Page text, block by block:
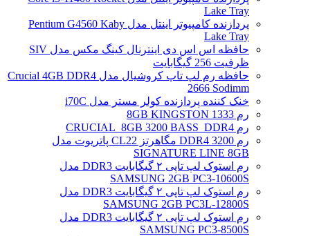
Lake Tray
پردازنده کامپیوتر اینتل مدل Pentium G4560 Kaby
Lake Tray
حافظه اس اس دی اینترنال کینگ مکس مدل SIV
ظرفیت 256 گیگابایت
حافظه رم لپ تاپ کروشیال مدل Crucial 4GB DDR4
2666 Sodimm
خنک کننده پردازنده کولر مستر مدل i70C
رم 1333 8GB KINGSTON
رم CRUCIAL_8GB 3200 BASS_DDR4
رم DDR4 3200 مگاهرتز CL22 پاتریوت مدل
SIGNATURE LINE 8GB
رم استوک لپ تاپی ۲ گیگابایت DDR3 مدل
SAMSUNG 2GB PC3-10600S
رم استوک لپ تاپی ۲ گیگابایت DDR3 مدل
SAMSUNG 2GB PC3L-12800S
رم استوک لپ تاپی ۲ گیگابایت DDR3 مدل
SAMSUNG PC3-8500S